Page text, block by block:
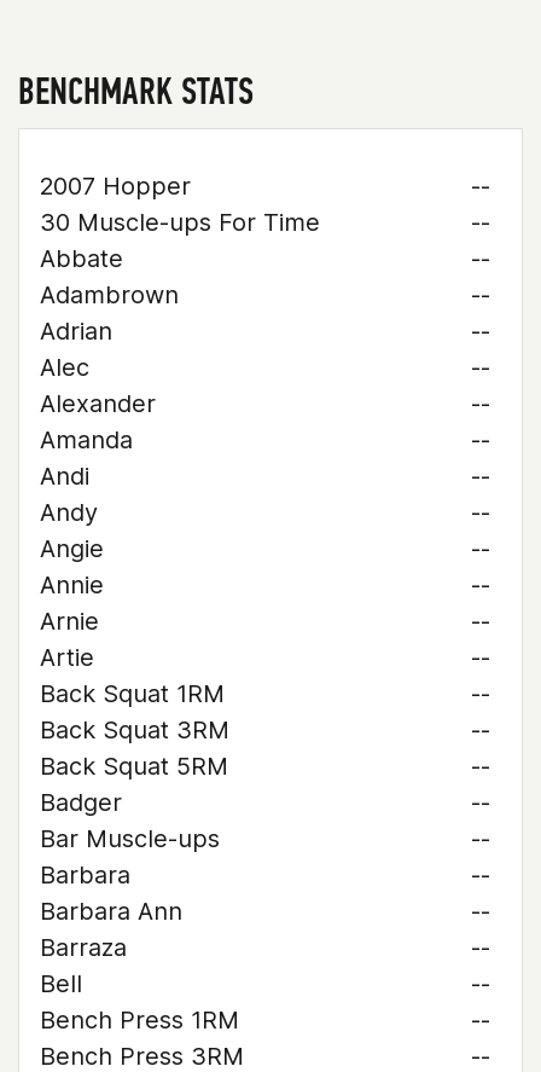
BENCHMARK STATS
2007 Hopper
--
30 Muscle-ups For Time
--
Abbate
--
Adambrown
--
Adrian
--
Alec
--
Alexander
--
Amanda
--
Andi
--
Andy
--
Angie
--
Annie
--
Arnie
--
Artie
--
Back Squat 1RM
--
Back Squat 3RM
--
Back Squat 5RM
--
Badger
--
Bar Muscle-ups
--
Barbara
--
Barbara Ann
--
Barraza
--
Bell
--
Bench Press 1RM
--
Bench Press 3RM
--